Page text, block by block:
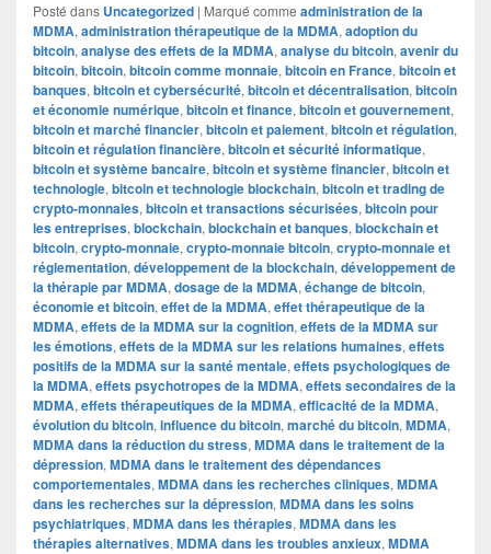
Posté dans Uncategorized | Marqué comme administration de la
MDMA, administration thérapeutique de la MDMA, adoption du
bitcoin, analyse des effets de la MDMA, analyse du bitcoin, avenir du
bitcoin, bitcoin, bitcoin comme monnaie, bitcoin en France, bitcoin et
banques, bitcoin et cybersécurité, bitcoin et décentralisation, bitcoin
et économie numérique, bitcoin et finance, bitcoin et gouvernement,
bitcoin et marché financier, bitcoin et paiement, bitcoin et régulation,
bitcoin et régulation financière, bitcoin et sécurité informatique,
bitcoin et système bancaire, bitcoin et système financier, bitcoin et
technologie, bitcoin et technologie blockchain, bitcoin et trading de
crypto-monnaies, bitcoin et transactions sécurisées, bitcoin pour
les entreprises, blockchain, blockchain et banques, blockchain et
bitcoin, crypto-monnaie, crypto-monnaie bitcoin, crypto-monnaie et
réglementation, développement de la blockchain, développement de
la thérapie par MDMA, dosage de la MDMA, échange de bitcoin,
économie et bitcoin, effet de la MDMA, effet thérapeutique de la
MDMA, effets de la MDMA sur la cognition, effets de la MDMA sur
les émotions, effets de la MDMA sur les relations humaines, effets
positifs de la MDMA sur la santé mentale, effets psychologiques de
la MDMA, effets psychotropes de la MDMA, effets secondaires de la
MDMA, effets thérapeutiques de la MDMA, efficacité de la MDMA,
évolution du bitcoin, influence du bitcoin, marché du bitcoin, MDMA,
MDMA dans la réduction du stress, MDMA dans le traitement de la
dépression, MDMA dans le traitement des dépendances
comportementales, MDMA dans les recherches cliniques, MDMA
dans les recherches sur la dépression, MDMA dans les soins
psychiatriques, MDMA dans les thérapies, MDMA dans les
thérapies alternatives, MDMA dans les troubles anxieux, MDMA